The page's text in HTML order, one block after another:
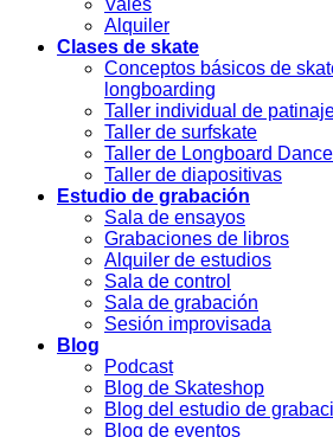
Vales
Alquiler
Clases de skate
Conceptos básicos de
longboarding
Taller individual de
Taller de surfskate
Taller de Longboard
Taller de diapositivas
Estudio de grabación
Sala de ensayos
Grabaciones de libros
Alquiler de estudios
Sala de control
Sala de grabación
Sesión improvisada
Blog
Podcast
Blog de Skateshop
Blog del estudio de
Blog de eventos